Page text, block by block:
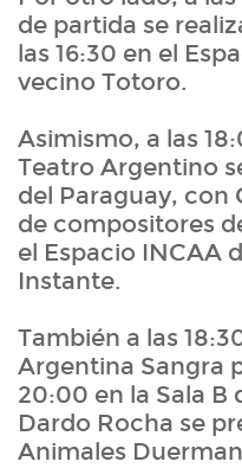
de partida se
las 16:30 en el
vecino Totoro.
Asimismo, a las
Teatro Argentino
del Paraguay, con
de compositores
el Espacio INCAA
Instante.
También a las
Argentina Sangra
20:00 en la Sala B
Dardo Rocha se
Animales